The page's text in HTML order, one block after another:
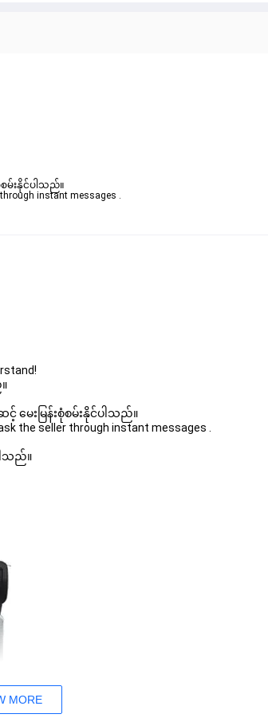
စမ်းနိုင်ပါသည်။
through instant messages .
မေးမြန်းစုံစမ်းနိုင်ပါသည်။
the seller through instant messages .
ါသည်။
MORE